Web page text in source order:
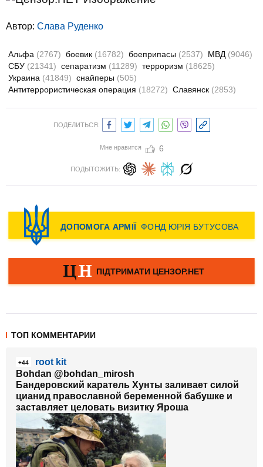
Автор: Слава Руденко
Альфа (2767) боевик (16782) боеприпасы (2537) МВД (9046)
СБУ (21341) сепаратизм (11289) терроризм (18625)
Украина (41849) снайперы (505)
Антитеррористическая операция (18272) Славянск (2853)
ПОДЕЛИТЬСЯ:
Мне нравится 6
ПОДЫТОЖИТЬ:
ТОП КОММЕНТАРИИ
+44
root kit
Bohdan @bohdan_mirosh
Бандеровский каратель Хунты заливает силой
цианид православной беременной бабушке и
заставляет целовать визитку Яроша